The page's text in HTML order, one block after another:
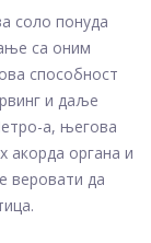
соло понуда
са оним
способност
и даље
а, његова
акорда органа и
веровати да